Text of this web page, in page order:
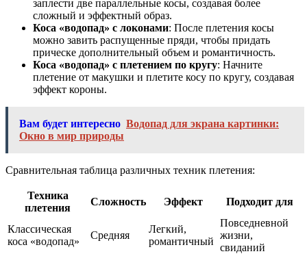
заплести две параллельные косы, создавая более
сложный и эффектный образ.
Коса «водопад» с локонами: После плетения косы
можно завить распущенные пряди, чтобы придать
прическе дополнительный объем и романтичность.
Коса «водопад» с плетением по кругу: Начните
плетение от макушки и плетите косу по кругу, создавая
эффект короны.
Вам будет интересно Водопад для экрана картинки:
Окно в мир природы
Сравнительная таблица различных техник плетения:
Техника
плетения
Сложность Эффект Подходит для
Классическая
коса «водопад»
Средняя
Легкий,
романтичный
Повседневной
жизни,
свиданий